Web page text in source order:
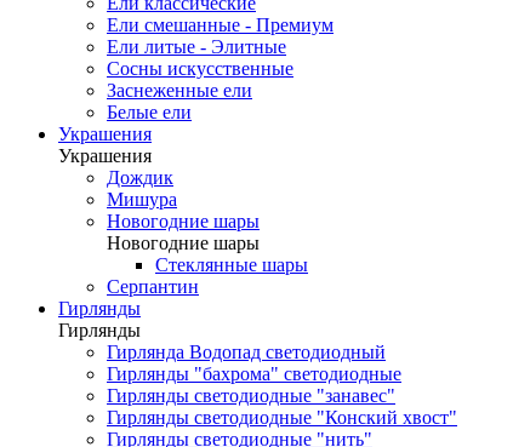
Ели смешанные - Премиум
Ели литые - Элитные
Сосны искусственные
Заснеженные ели
Белые ели
Украшения
Украшения
Дождик
Мишура
Новогодние шары
Новогодние шары
Стеклянные шары
Серпантин
Гирлянды
Гирлянды
Гирлянда Водопад светодиодный
Гирлянды "бахрома" светодиодные
Гирлянды светодиодные "занавес"
Гирлянды светодиодные "Конский хвост"
Гирлянды светодиодные "нить"